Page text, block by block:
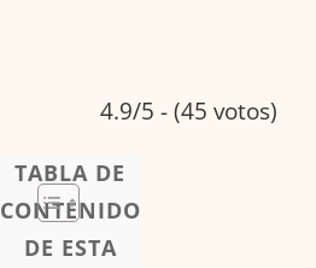
4.9/5 - (45 votos)
TABLA DE
CONTENIDO
DE ESTA